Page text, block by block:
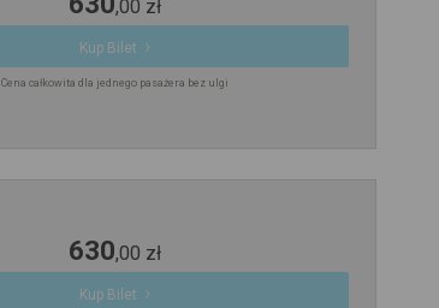
,00 zł
Kup Bilet
Cena całkowita dla jednego pasażera bez ulgi
630,00 zł
Kup Bilet